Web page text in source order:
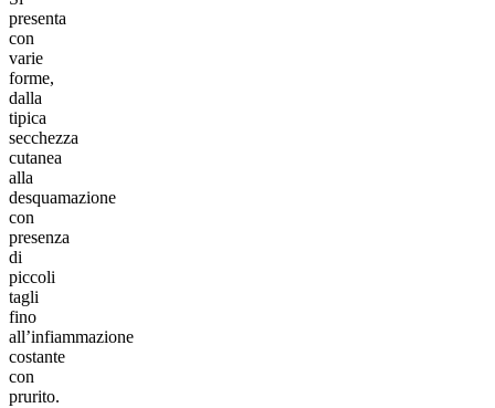
presenta
con
varie
forme,
dalla
tipica
secchezza
cutanea
alla
desquamazione
con
presenza
di
piccoli
tagli
fino
all’infiammazione
costante
con
prurito.